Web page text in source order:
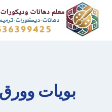
التجاوز
المحتوى
بويات